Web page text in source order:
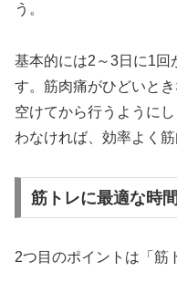
う。
基本的には2～3日に1回
す。筋肉痛がひどいと
空けてから行うように
わなければ、効率よく
筋トレに最適な時
2つ目のポイントは「筋